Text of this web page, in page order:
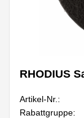
RHODIUS
Artikel-Nr.:
Rabattgruppe: